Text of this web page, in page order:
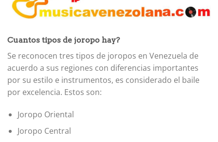
Cuantos tipos de joropo hay?
Se reconocen tres tipos de joropos en Venezuela de
acuerdo a sus regiones con diferencias importantes
por su estilo e instrumentos, es considerado el baile
por excelencia. Estos son:
Joropo Oriental
Joropo Central